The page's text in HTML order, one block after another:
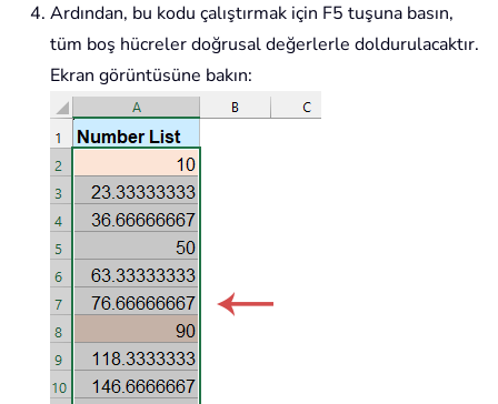
                endVal
= endCell
                stepVal
= (endVal
                    rng
Next
End Sub
Ardından, bu kodu çalıştırmak için F5 tuşuna basın,
tüm boş hücreler doğrusal değerlerle doldurulacaktır.
Ekran görüntüsüne bakın: